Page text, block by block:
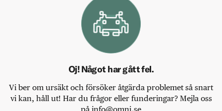
Oj! Något har gått fel.
Vi ber om ursäkt och försöker åtgärda problemet så snart
vi kan, håll ut! Har du frågor eller funderingar? Mejla oss